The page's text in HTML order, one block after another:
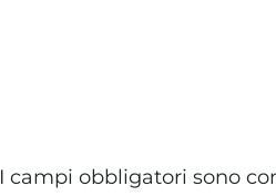
I campi obbligatori sono